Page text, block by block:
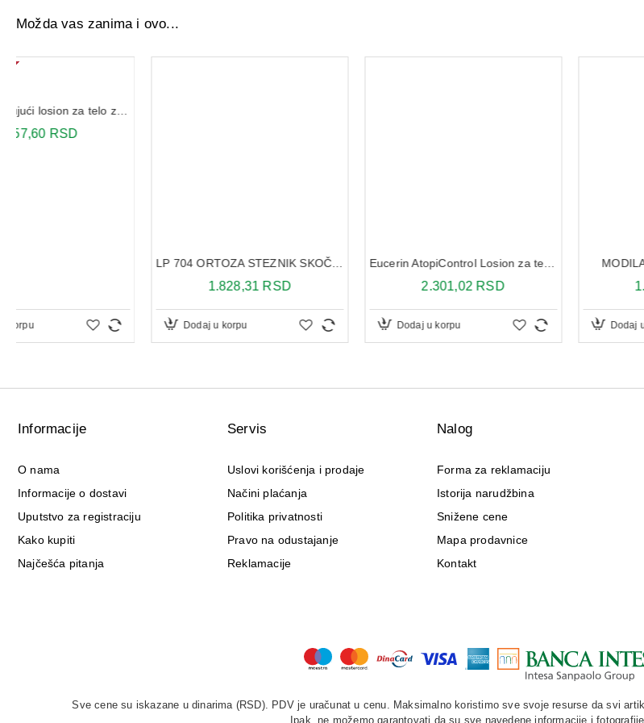
Možda vas zanima i ovo...
1.828,31 RSD
Dodaj u korpu Dodaj u korpu Dodaj u korpu
Informacije
O nama
Informacije o dostavi
Uputstvo za registraciju
Kako kupiti
Najčešća pitanja
Servis
Uslovi korišćenja i prodaje
Načini plaćanja
Politika privatnosti
Pravo na odustajanje
Reklamacije
Nalog
Forma za reklamaciju
Istorija narudžbina
Snižene cene
Mapa prodavnice
Kontakt
Sve cene su iskazane u dinarima (RSD). PDV je uračunat u cenu. Maksimalno koristimo sve svoje resurse da svi
Ipak, ne možemo garantovati da su sve navedene informacije i